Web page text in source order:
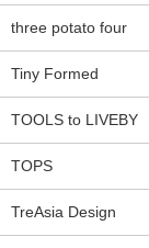
three potato four
Tiny Formed
TOOLS to LIVEBY
TOPS
TreAsia Design